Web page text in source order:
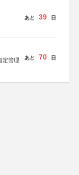
あと 39 日
定管理
あと 70 日